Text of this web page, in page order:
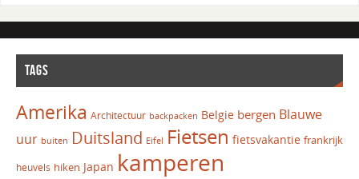
TAGS
Amerika Architectuur backpacken Belgie bergen Blauwe
uur buiten Duitsland Eifel Fietsen fietsvakantie frankrijk
heuvels hiken Japan kamperen